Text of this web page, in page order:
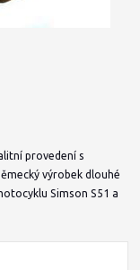
provedení s
výrobek dlouhé
Simson S51 a